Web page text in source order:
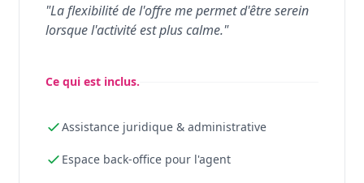
"La flexibilité de l'offre me permet d'être serein
lorsque l'activité est plus calme."
Ce qui est inclus.
Assistance juridique & administrative
Espace back-office pour l'agent